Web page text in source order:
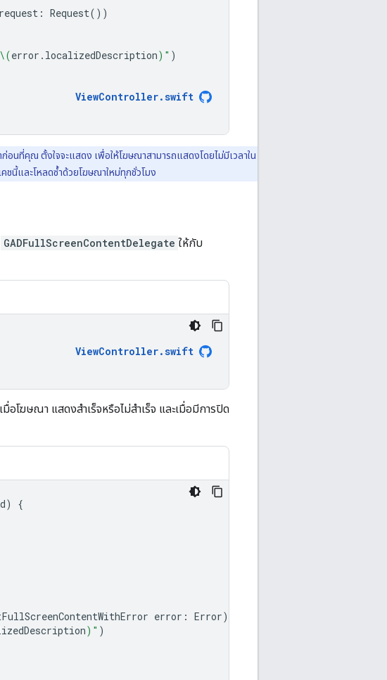
request : Request())
\(error . localizedDescription) " )
ViewController.swift
นที่คุณ ตั้งใจจะแสดง เพื่อให้โฆษณาสามารถแสดงโดยไม่มีเวลาใน
นี้และโหลดซ้ำด้วยโฆษณาใหม่ทุกชั่วโมง
GADFullScreenContentDelegate ให้กับ
ViewController.swift
อโฆษณา แสดงสำเร็จหรือไม่สำเร็จ และเมื่อมีการปิด
)
{
error : Error)
) " )